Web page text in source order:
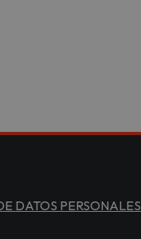
DATOS PERSONALES